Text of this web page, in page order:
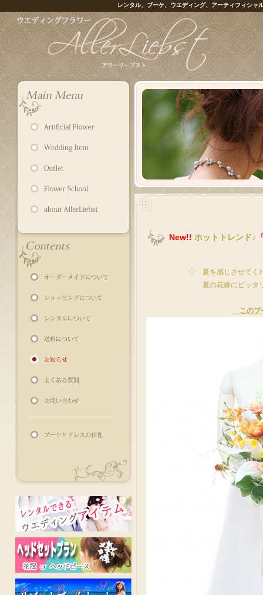
レンタル、ブーケ、ウエディング、アーティフィシャ
New!! ホットトレンド♪
◇ 夏を感じさせてくれる新
夏の花嫁にピッタリな 『
このブ